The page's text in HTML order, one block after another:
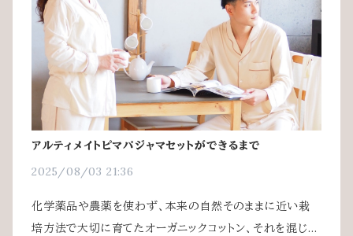
アルティメイトピマパジャマセットができるまで
2025/08/03 21:36
化学薬品や農薬を使わず、本来の自然そのままに近い栽
培方法で大切に育てたオーガニックコットン、それを混じり